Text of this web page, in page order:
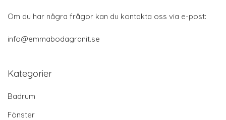
Om du har några frågor kan du kontakta oss via e-post:
info@emmabodagranit.se
Kategorier
Badrum
Fönster